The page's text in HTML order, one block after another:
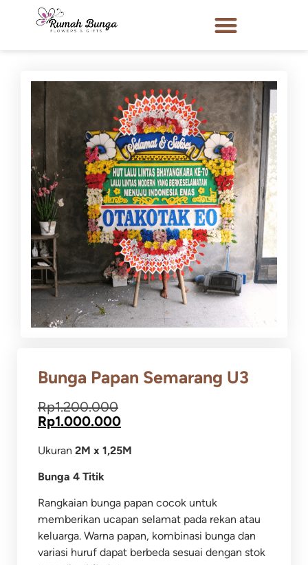
Bunga Papan Semarang U3
Rp1.200.000
Rp1.000.000
Ukuran 2M x 1,25M
Bunga 4 Titik
Rangkaian bunga papan cocok untuk
memberikan ucapan selamat pada rekan atau
keluarga. Warna papan, kombinasi bunga dan
variasi huruf dapat berbeda sesuai dengan stok